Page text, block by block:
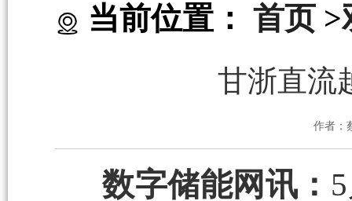
当前位置： 首页 >
甘浙直流
作者：
数字储能网讯：